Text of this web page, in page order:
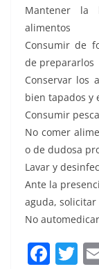
Mantener la
alimentos
Consumir de
de prepararlos
Conservar los
bien tapados y
Consumir
No comer
o de dudosa
Lavar y
Ante la
aguda,
No
F T